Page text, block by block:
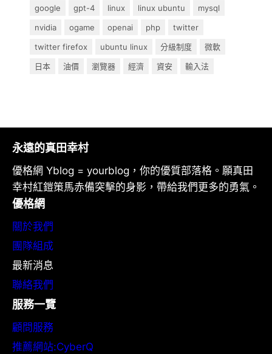
google
gpt-4 linux linux ubuntu
mysql
nvidia
ogame openai php
twitter
twitter firefox
ubuntu linux 分級制度
微軟
日本
油價 瀏覽器 經濟 資安 輸入法
永遠的真田幸村
優格網 Yblog = yourblog，你的優質部落格。願真田
幸村紅鎧策馬赤備突擊的身影，帶給我們更多的勇氣。
優格網
關於我們
團隊組成
最新消息
聯絡我們
服務一覽
顧問服務
推薦網站:CyberQ